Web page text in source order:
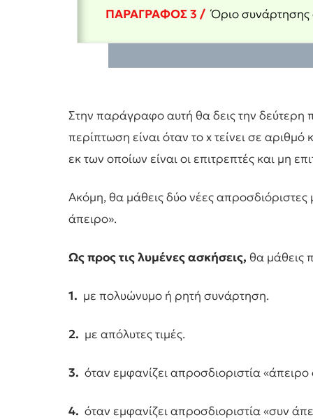
ΠΑΡΑΓΡΑΦΟΣ 3 /Όριο συνάρτησης
Στην παράγραφο αυτή θα δεις την δεύτερη
περίπτωση είναι όταν το x τείνει σε
εκ των οποίων είναι οι επιτρεπτές και μη
Ακόμη, θα μάθεις δύο νέες
άπειρο».
Ως προς τις λυμένες ασκήσεις, θα μάθεις
1. με πολυώνυμο ή ρητή συνάρτηση.
2. με απόλυτες τιμές.
3. όταν εμφανίζει απροσδιοριστία «άπειρο
4. όταν εμφανίζει απροσδιοριστία «συν